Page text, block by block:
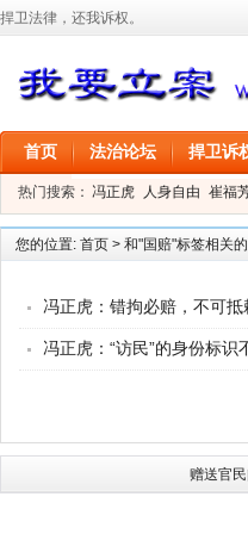
捍卫法律，还我诉权。
首页 法治论坛 捍卫诉
热门搜索： 冯正虎 人身自由 崔福
叶剑 刑事拘留 信息公开 叶桂香
您的位置: 首页 > 和"国赔"标签相关
冯正虎：错拘必赔，不可抵
冯正虎：“访民”的身份标识
赠送官